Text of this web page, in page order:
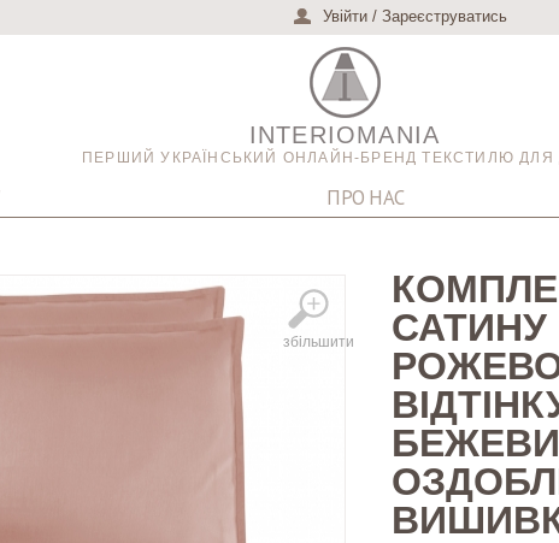
Увійти / Зареєструватись
INTERIOMANIA
ПЕРШИЙ УКРАЇНСЬКИЙ ОНЛАЙН-БРЕНД ТЕКСТИЛЮ ДЛЯ
ПРО НАС
збільшити